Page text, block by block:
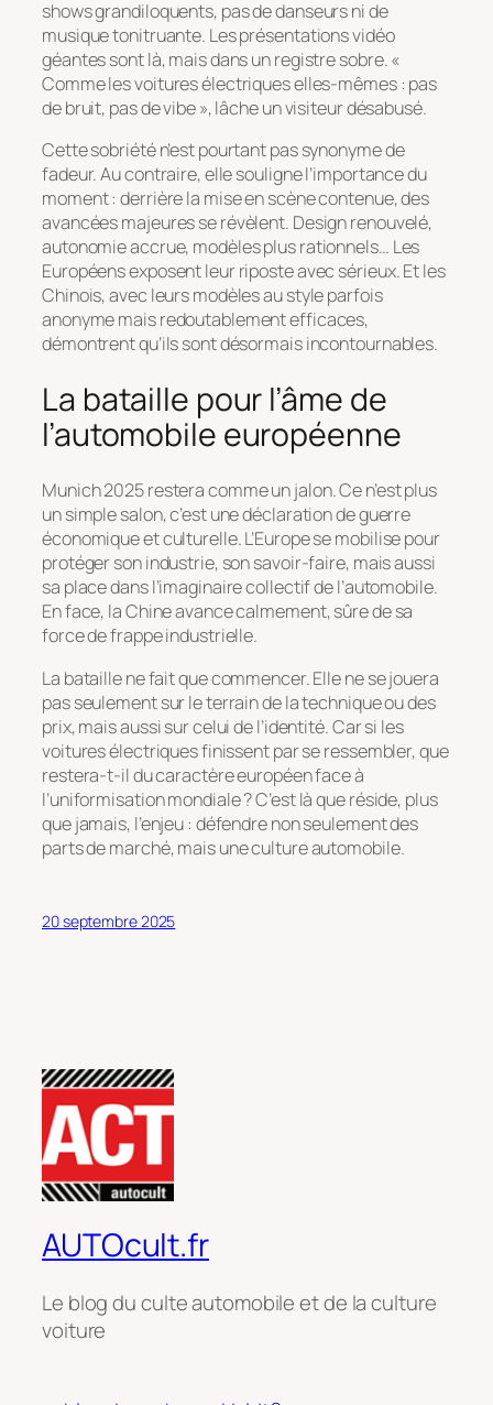
shows grandiloquents, pas de danseurs ni de
musique tonitruante. Les présentations vidéo
géantes sont là, mais dans un registre sobre. «
Comme les voitures électriques elles-mêmes : pas
de bruit, pas de vibe », lâche un visiteur désabusé.
Cette sobriété n’est pourtant pas synonyme de
fadeur. Au contraire, elle souligne l’importance du
moment : derrière la mise en scène contenue, des
avancées majeures se révèlent. Design renouvelé,
autonomie accrue, modèles plus rationnels… Les
Européens exposent leur riposte avec sérieux. Et les
Chinois, avec leurs modèles au style parfois
anonyme mais redoutablement efficaces,
démontrent qu’ils sont désormais incontournables.
La bataille pour l’âme de
l’automobile européenne
Munich 2025 restera comme un jalon. Ce n’est plus
un simple salon, c’est une déclaration de guerre
économique et culturelle. L’Europe se mobilise pour
protéger son industrie, son savoir-faire, mais aussi
sa place dans l’imaginaire collectif de l’automobile.
En face, la Chine avance calmement, sûre de sa
force de frappe industrielle.
La bataille ne fait que commencer. Elle ne se jouera
pas seulement sur le terrain de la technique ou des
prix, mais aussi sur celui de l’identité. Car si les
voitures électriques finissent par se ressembler, que
restera-t-il du caractère européen face à
l’uniformisation mondiale ? C’est là que réside, plus
que jamais, l’enjeu : défendre non seulement des
parts de marché, mais une culture automobile.
20 septembre 2025
AUTOcult.fr
Le blog du culte automobile et de la culture
voiture